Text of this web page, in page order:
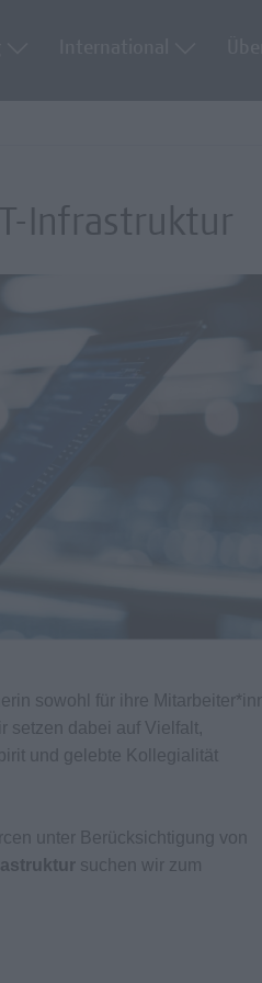
Infrastruktur
sowohl für ihre
setzen dabei auf Vielfalt,
und gelebte Kollegialität
unter Berücksichtigung von
suchen wir zum